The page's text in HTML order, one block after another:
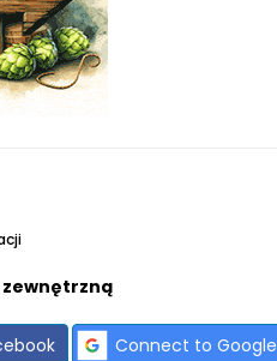
Connect to Google